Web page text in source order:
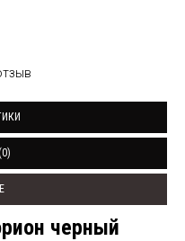
черный